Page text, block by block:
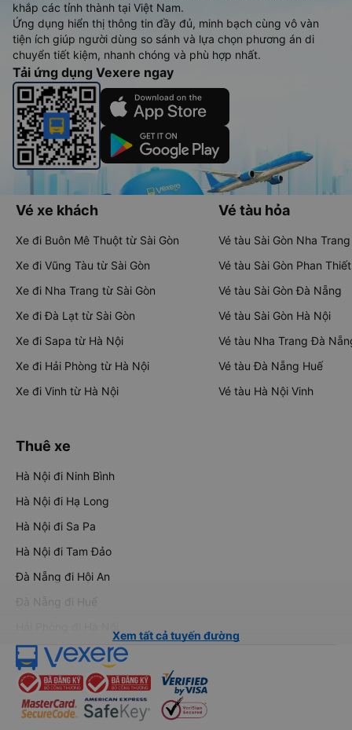
khắp các tỉnh thành tại Việt Nam.
Ứng dụng hiển thị thông tin đầy đủ, minh bạch cùng vô vàn
tiện ích giúp người dùng so sánh và lựa chọn phương án di
chuyển tiết kiệm, nhanh chóng và phù hợp nhất.
Tải ứng dụng Vexere ngay
Vé xe khách
Xe đi Buôn Mê Thuột từ Sài Gòn
Xe đi Vũng Tàu từ Sài Gòn
Xe đi Nha Trang từ Sài Gòn
Xe đi Đà Lạt từ Sài Gòn
Xe đi Sapa từ Hà Nội
Xe đi Hải Phòng từ Hà Nội
Xe đi Vinh từ Hà Nội
Vé tàu hỏa
Vé tàu Sài Gòn Nha Trang
Vé tàu Sài Gòn Phan Thiết
Vé tàu Sài Gòn Đà Nẵng
Vé tàu Sài Gòn Hà Nội
Vé tàu Nha Trang Đà
Vé tàu Đà Nẵng Huế
Vé tàu Hà Nội Vinh
Thuê xe
Hà Nội đi Ninh Bình
Hà Nội đi Hạ Long
Hà Nội đi Sa Pa
Hà Nội đi Tam Đảo
Đà Nẵng đi Hội An
Đà Nẵng đi Huế
Xem tất cả tuyến đường